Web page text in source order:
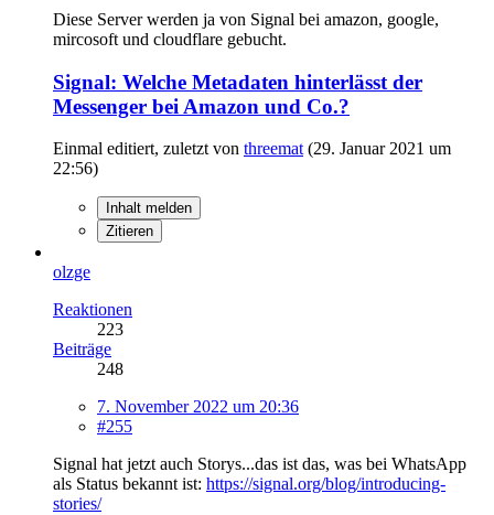
Diese Server werden ja von Signal bei amazon, google,
mircosoft und cloudflare gebucht.
Signal: Welche Metadaten hinterlässt der
Messenger bei Amazon und Co.?
Einmal editiert, zuletzt von threemat (29. Januar 2021 um
22:56)
Inhalt melden
Zitieren
olzge
Reaktionen
223
Beiträge
248
7. November 2022 um 20:36
#255
Signal hat jetzt auch Storys...das ist das, was bei WhatsApp
als Status bekannt ist: https://signal.org/blog/introducing-
stories/